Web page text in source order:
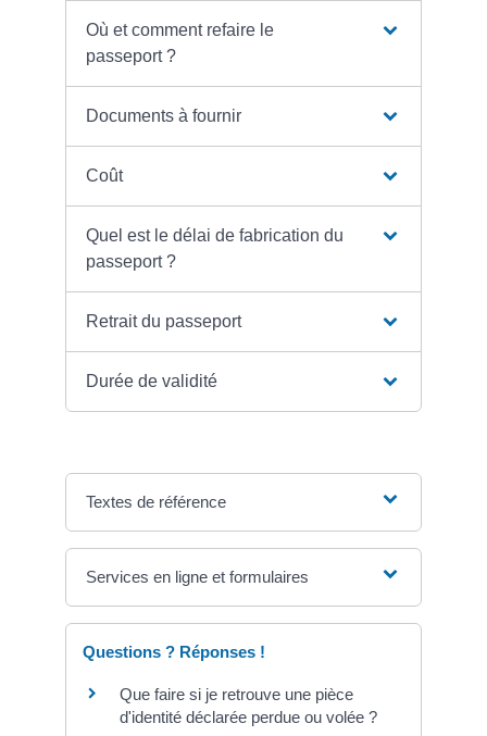
Où et comment refaire le
passeport ?
Documents à fournir
Coût
Quel est le délai de fabrication du
passeport ?
Retrait du passeport
Durée de validité
Textes de référence
Services en ligne et formulaires
Questions ? Réponses !
Que faire si je retrouve une pièce
d'identité déclarée perdue ou volée ?